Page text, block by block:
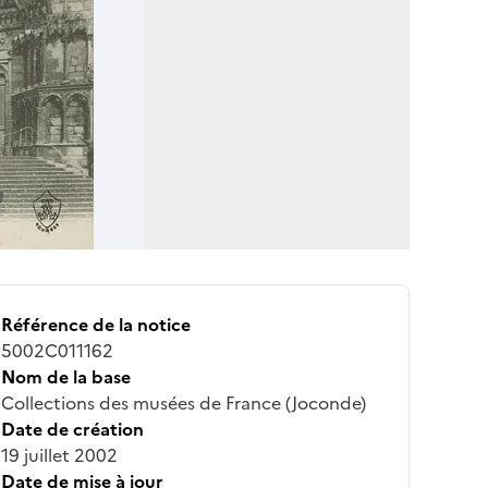
Référence de la notice
5002C011162
Nom de la base
Collections des musées de France (Joconde)
Date de création
19 juillet 2002
Date de mise à jour